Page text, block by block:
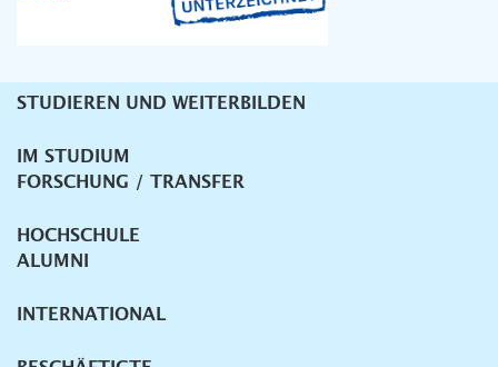
Unternavigation
STUDIEREN UND WEITERBILDEN
IM STUDIUM
FORSCHUNG / TRANSFER
HOCHSCHULE
ALUMNI
INTERNATIONAL